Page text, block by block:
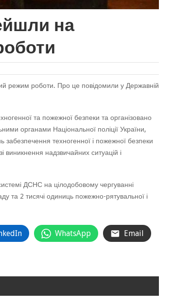
на
режим роботи. Про це повідомили у Державній
та пожежної безпеки та організовано
органами Національної поліції України,
забезпечення техногенної і пожежної безпеки
виникнення надзвичайних ситуацій і
ДСНС на цілодобовому чергуванні
та 2 тисячі одиниць пожежно-рятувальної і
WhatsApp Email